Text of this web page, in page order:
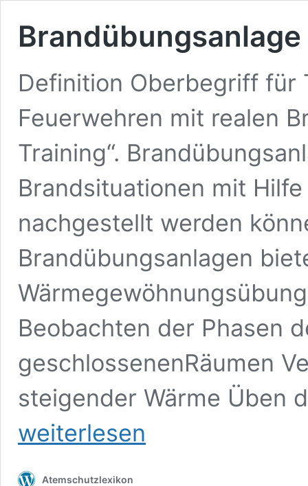
Brandübungsanlage
Definition Oberbegriff für
Feuerwehren mit realen
Training“.
Brandsituationen mit
nachgestellt werden
Brandübungsanlagen
Beobachten der Phasen
geschlossenenRäumen
steigender Wärme Üben
weiterlesen
Atemschutzlexikon